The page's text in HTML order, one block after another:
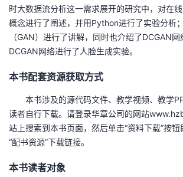
时大数据流分析这一需求展开的研究中，对在
概念进行了阐述，并用Python进行了实验分析
（GAN）进行了讲解，同时也介绍了DCGAN
DCGAN网络进行了人脸生成实验。
本书配套资源获取方式
本书涉及的源代码文件、教学视频、教学
读者自行下载。请登录华章公司的网站
站上搜索到本书页面，然后单击“资料下载”按
“配书资源”下载链接。
本书读者对象